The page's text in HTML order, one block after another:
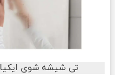
تی شیشه شوی ایکیا LILLNAGGEN